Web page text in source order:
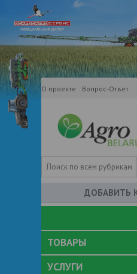
О проекте Вопрос-Ответ
ДОБАВИТЬ
ТОВАРЫ
УСЛУГИ